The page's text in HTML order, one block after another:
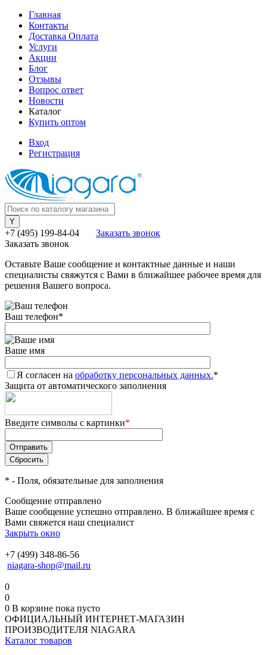
Главная
Контакты
Доставка Оплата
Услуги
Акции
Блог
Отзывы
Вопрос ответ
Новости
Каталог
Купить оптом
Вход
Регистрация
+7 (495) 199-84-04
Заказать звонок
Заказать звонок
Оставьте Ваше сообщение и контактные данные и наши
специалисты свяжутся с Вами в ближайшее рабочее время для
решения Вашего вопроса.
Ваш телефон*
Ваше имя
Я согласен на обработку персональных данных.*
Защита от автоматического заполнения
Введите символы с картинки*
* - Поля, обязательные для заполнения
Сообщение отправлено
Ваше сообщение успешно отправлено. В ближайшее время с
Вами свяжется наш специалист
Закрыть окно
+7 (499) 348-86-56
niagara-shop@mail.ru
0
0
0 В корзине пока пусто
ОФИЦИАЛЬНЫЙ ИНТЕРНЕТ-МАГАЗИН
ПРОИЗВОДИТЕЛЯ NIAGARA
Каталог товаров